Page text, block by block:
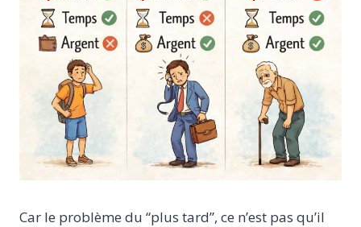
Car le problème du “plus tard”, ce n’est pas qu’il